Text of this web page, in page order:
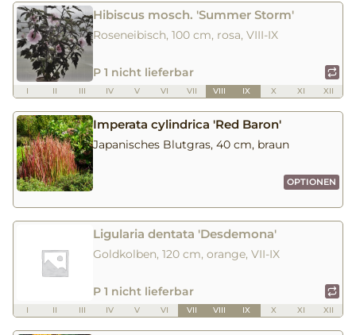
Hibiscus mosch. 'Summer Storm'
Roseneibisch, 100 cm, rosa, VIII-IX
P 1 nicht lieferbar
I II III IV V VI VII VIII IX X XI XII
Imperata cylindrica 'Red Baron'
Japanisches Blutgras, 40 cm, braun
OPTIONEN
Ligularia dentata 'Desdemona'
Goldkolben, 120 cm, orange, VII-IX
P 1 nicht lieferbar
I II III IV V VI VII VIII IX X XI XII